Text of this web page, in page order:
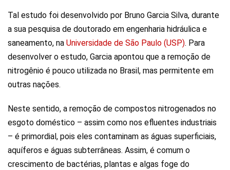
Tal estudo foi desenvolvido por Bruno Garcia Silva, durante
a sua pesquisa de doutorado em engenharia hidráulica e
saneamento, na Universidade de São Paulo (USP). Para
desenvolver o estudo, Garcia apontou que a remoção de
nitrogênio é pouco utilizada no Brasil, mas permitente em
outras nações.
Neste sentido, a remoção de compostos nitrogenados no
esgoto doméstico – assim como nos efluentes industriais
– é primordial, pois eles contaminam as águas superficiais,
aquíferos e águas subterrâneas. Assim, é comum o
crescimento de bactérias, plantas e algas foge do